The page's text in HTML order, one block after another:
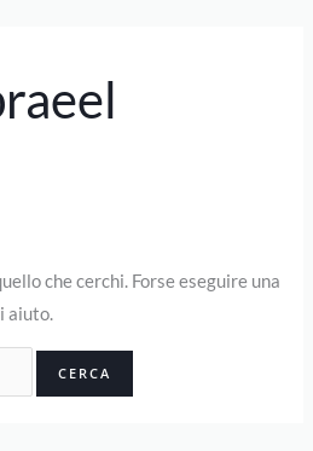
che cerchi. Forse eseguire una
aiuto.